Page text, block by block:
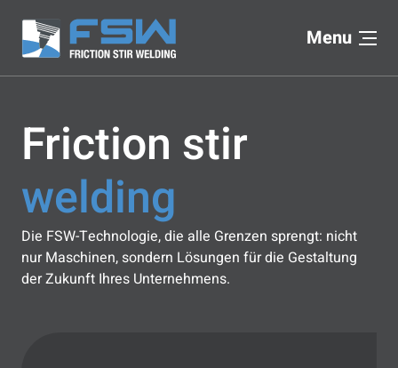
Menu
Friction stir
welding
Die FSW-Technologie, die alle Grenzen sprengt: nicht
nur Maschinen, sondern Lösungen für die Gestaltung
der Zukunft Ihres Unternehmens.